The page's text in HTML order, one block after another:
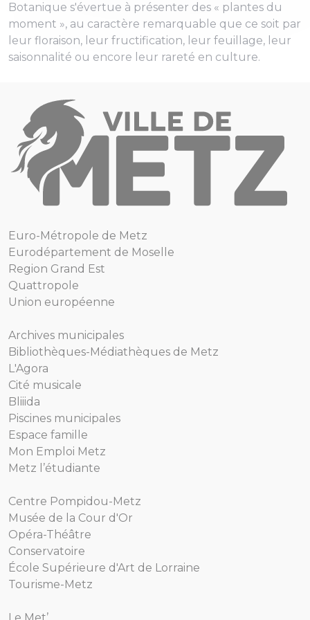
Botanique s'évertue à présenter des « plantes du
moment », au caractère remarquable que ce soit par
leur floraison, leur fructification, leur feuillage, leur
saisonnalité ou encore leur rareté en culture.
Euro-Métropole de Metz
Eurodépartement de Moselle
Region Grand Est
Quattropole
Union européenne
Archives municipales
Bibliothèques-Médiathèques de Metz
L'Agora
Cité musicale
Bliiida
Piscines municipales
Espace famille
Mon Emploi Metz
Metz l’étudiante
Centre Pompidou-Metz
Musée de la Cour d'Or
Opéra-Théâtre
Conservatoire
École Supérieure d'Art de Lorraine
Tourisme-Metz